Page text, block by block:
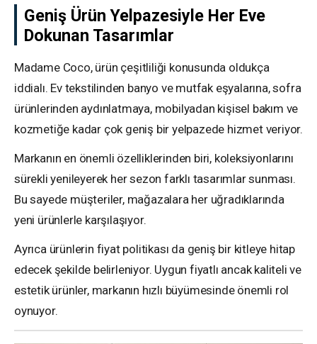
Geniş Ürün Yelpazesiyle Her Eve
Dokunan Tasarımlar
Madame Coco, ürün çeşitliliği konusunda oldukça
iddialı. Ev tekstilinden banyo ve mutfak eşyalarına, sofra
ürünlerinden aydınlatmaya, mobilyadan kişisel bakım ve
kozmetiğe kadar çok geniş bir yelpazede hizmet veriyor.
Markanın en önemli özelliklerinden biri, koleksiyonlarını
sürekli yenileyerek her sezon farklı tasarımlar sunması.
Bu sayede müşteriler, mağazalara her uğradıklarında
yeni ürünlerle karşılaşıyor.
Ayrıca ürünlerin fiyat politikası da geniş bir kitleye hitap
edecek şekilde belirleniyor. Uygun fiyatlı ancak kaliteli ve
estetik ürünler, markanın hızlı büyümesinde önemli rol
oynuyor.